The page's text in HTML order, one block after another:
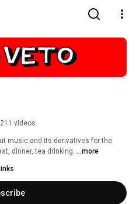
211 videos
music and its derivatives for the
dinner, tea drinking. ...more